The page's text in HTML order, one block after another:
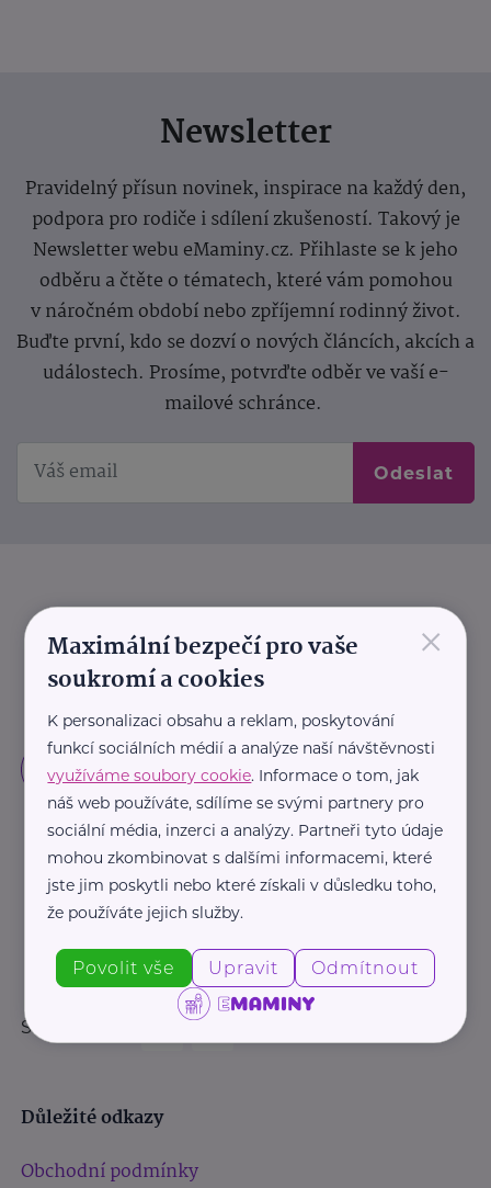
Newsletter
Pravidelný přísun novinek, inspirace na každý den,
podpora pro rodiče i sdílení zkušeností. Takový je
Newsletter webu eMaminy.cz. Přihlaste se k jeho
odběru a čtěte o tématech, které vám pomohou
v náročném období nebo zpříjemní rodinný život.
Buďte první, kdo se dozví o nových článcích, akcích a
událostech. Prosíme, potvrďte odběr ve vaší e-
mailové schránce.
Odeslat
Sledujte nás:
Důležité odkazy
Obchodní podmínky
×
Maximální bezpečí pro vaše
soukromí a cookies
K personalizaci obsahu a reklam, poskytování
funkcí sociálních médií a analýze naší návštěvnosti
využíváme soubory cookie. Informace o tom, jak
náš web používáte, sdílíme se svými partnery pro
sociální média, inzerci a analýzy. Partneři tyto údaje
mohou zkombinovat s dalšími informacemi, které
jste jim poskytli nebo které získali v důsledku toho,
že používáte jejich služby.
Povolit vše Upravit Odmítnout